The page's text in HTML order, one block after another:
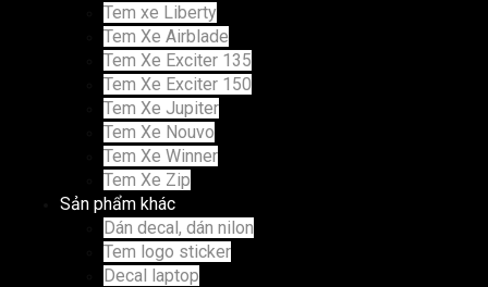
Tem xe Liberty
Tem Xe Airblade
Tem Xe Exciter 135
Tem Xe Exciter 150
Tem Xe Jupiter
Tem Xe Nouvo
Tem Xe Winner
Tem Xe Zip
Sản phẩm khác
Dán decal, dán nilon
Tem logo sticker
Decal laptop